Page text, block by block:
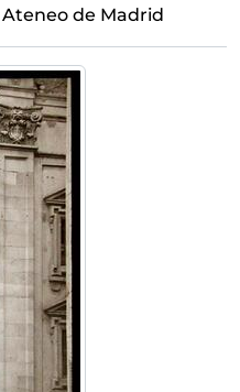
de Madrid